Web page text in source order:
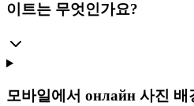
이트는 무엇인가요?
모바일에서 онлайн 사진